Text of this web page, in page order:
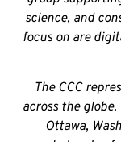
science, and
focus on are
The CCC
across the
Ottawa,